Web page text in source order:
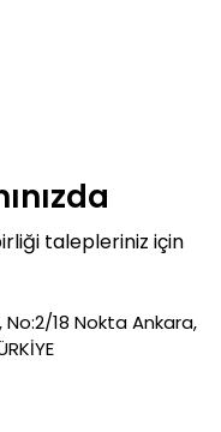
talepleriniz için
18 Nokta Ankara,